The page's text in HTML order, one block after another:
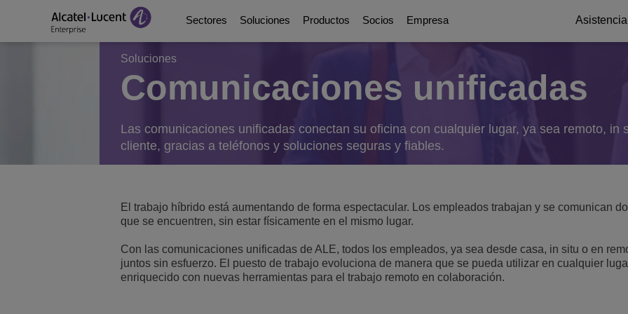
Asistencia
Sectores
Education Solutions Education
Bases de un campus
Continuidad de la
Soluciones de energía y servicios públicos
Manufacturing Solutions
Soluciones
Digital Age Communications Digital Age
Soluciones de Colaboración
Soluciones y dispositivos conectados
CPaaS
Purple on Demand
Seguridad
Single Pair Ethernet
Digital Age Networking
Productos
Plataformas de comunicación Plataformas de
UC Platforms
DECT Platforms
Estaciones base SIP-DECT
Contact Center and Attendants
Switches
Socios
Socios Socios
Sobre nuestros socios
Business Partners
Empresa
Quiénes somos Quiénes somos
Premios y reconocimiento
Oportunidades profesionales
Executive Briefing Centre
Equipo ejecutivo
Historia
Videoteca
Eventos y Webinars
Soluciones
Comunicaciones unificadas
Las comunicaciones unificadas conectan su oficina con cualquier lugar, ya sea remoto, in
cliente, gracias a teléfonos y soluciones seguras y fiables.
El trabajo híbrido está aumentando de forma espectacular. Los empleados trabajan y se comunican
que se encuentren, sin estar físicamente en el mismo lugar.
Con las comunicaciones unificadas de ALE, todos los empleados, ya sea desde casa, in situ o en
juntos sin esfuerzo. El puesto de trabajo evoluciona de manera que se pueda utilizar en cualquier
enriquecido con nuevas herramientas para el trabajo remoto en colaboración.